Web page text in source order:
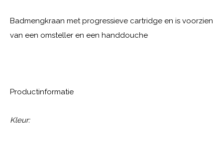
Badmengkraan met progressieve cartridge en is voorzien
van een omsteller en een handdouche
Productinformatie
Kleur: